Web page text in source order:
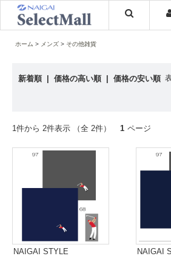
ホーム メンズ その他雑貨
新着順 価格の高い順 価格の安い順
1件から 2件表示 （全 2件） 1 ページ
NAIGAI STYLE
NAIGAI